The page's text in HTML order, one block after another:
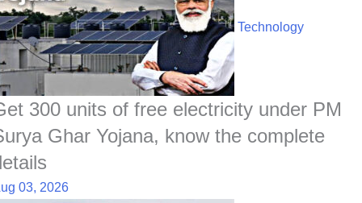
o
o
k
A
p
p
d
I
n
h
a
t
r
e
s
t
tTechnology
300 units of free electricity under PM
Ghar Yojana, know the complete
03, 2026